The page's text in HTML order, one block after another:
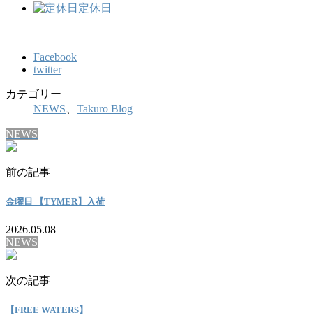
定休日
Facebook
twitter
カテゴリー
NEWS
Takuro Blog
NEWS
前の記事
金曜日 【TYMER】入荷
2026.05.08
NEWS
次の記事
【FREE WATERS】